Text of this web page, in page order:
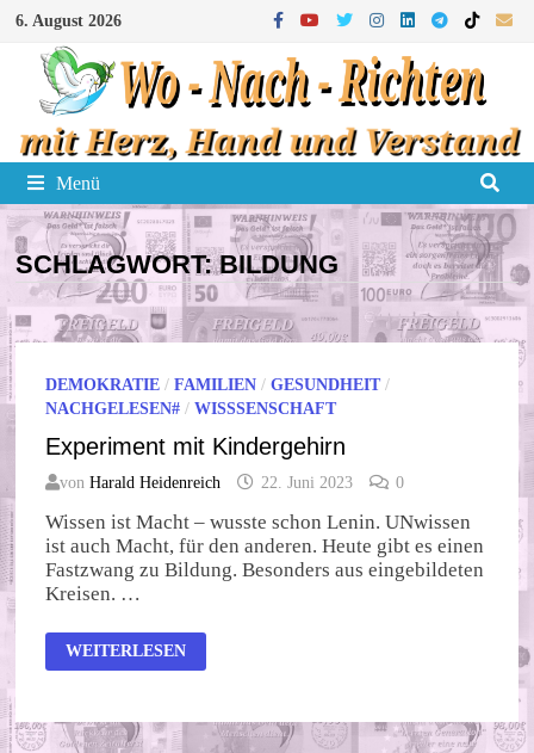
Zum
Inhalt
springen
6. August 2026
Menü
SCHLAGWORT:BILDUNG
DEMOKRATIE /FAMILIEN /GESUNDHEIT/
NACHGELESEN# /WISSSENSCHAFT
Experiment mit Kindergehirn
vonHarald Heidenreich 22. Juni 2023 0
Wissen ist Macht – wusste schon Lenin. UNwissen
ist auch Macht, für den anderen. Heute gibt es einen
Fastzwang zu Bildung. Besonders aus eingebildeten
Kreisen. …
EXPERIMENT
MIT
WEITERLESEN